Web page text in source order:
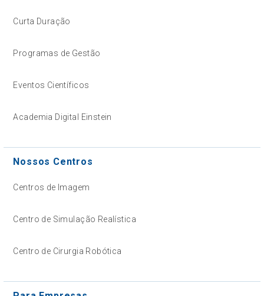
Curta Duração
Programas de Gestão
Eventos Científicos
Academia Digital Einstein
Nossos Centros
Centros de Imagem
Centro de Simulação Realística
Centro de Cirurgia Robótica